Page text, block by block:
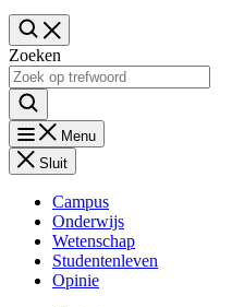
Zoeken
Menu
Sluit
Campus
Onderwijs
Wetenschap
Studentenleven
Opinie